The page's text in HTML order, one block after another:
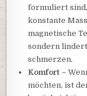
formuliert sind,
konstante
magnetische
sondern
schmerzen.
Komfort –
möchten, ist